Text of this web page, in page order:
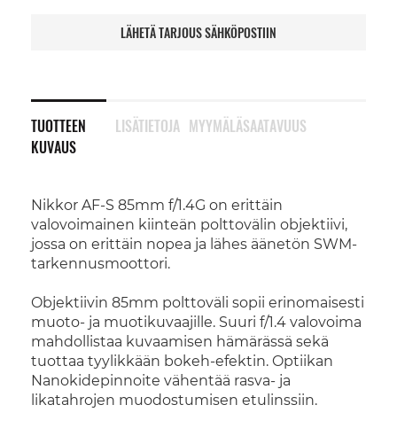
LÄHETÄ TARJOUS SÄHKÖPOSTIIN
TUOTTEEN
KUVAUS
Nikkor AF-S 85mm f/1.4G on erittäin
valovoimainen kiinteän polttovälin objektiivi,
jossa on erittäin nopea ja lähes äänetön SWM-
tarkennusmoottori.
Objektiivin 85mm polttoväli sopii erinomaisesti
muoto- ja muotikuvaajille. Suuri f/1.4 valovoima
mahdollistaa kuvaamisen hämärässä sekä
tuottaa tyylikkään bokeh-efektin. Optiikan
Nanokidepinnoite vähentää rasva- ja
likatahrojen muodostumisen etulinssiin.
LISÄTIETOJA MYYMÄLÄSAATAVUUS